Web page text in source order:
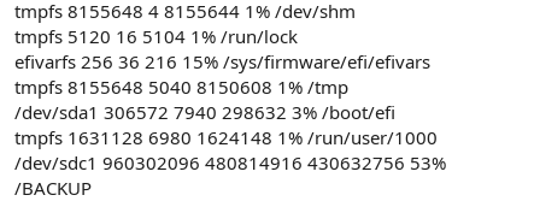
tmpfs 8155648 4 8155644 1% /dev/shm
tmpfs 5120 16 5104 1% /run/lock
efivarfs 256 36 216 15% /sys/firmware/efi/efivars
tmpfs 8155648 5040 8150608 1% /tmp
/dev/sda1 306572 7940 298632 3% /boot/efi
tmpfs 1631128 6980 1624148 1% /run/user/1000
/dev/sdc1 960302096 480814916 430632756 53%
/BACKUP